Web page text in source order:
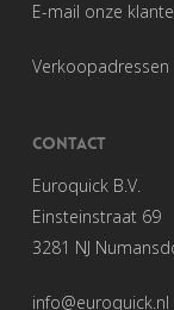
E-mail onze
Verkoopadressen
CONTACT
Euroquick B.V.
Einsteinstraat 69
3281 NJ
info@euroquick.nl